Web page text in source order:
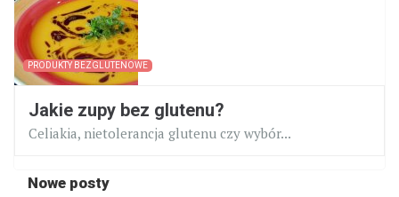
PRODUKTY BEZGLUTENOWE
Jakie zupy bez glutenu?
Celiakia, nietolerancja glutenu czy wybór...
Nowe posty